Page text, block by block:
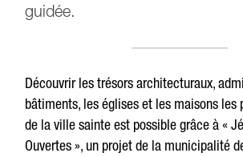
guidée.
Découvrir les trésors architecturaux,
bâtiments, les églises et les maisons les
de la ville sainte est possible grâce à «
Ouvertes », un projet de la municipalité